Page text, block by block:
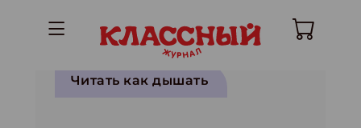
Читать как дышать